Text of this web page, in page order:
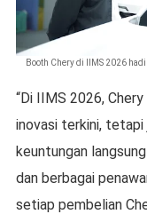
Booth Chery di IIMS 2026
“Di IIMS 2026,
inovasi terkini, tetapi
keuntungan
dan berbagai
setiap pembelian